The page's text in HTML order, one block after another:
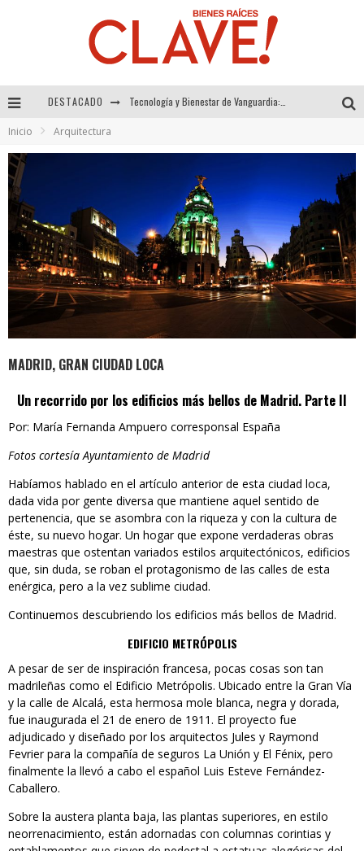
DESTACADO Sector Inmobiliario – recuperación a paso firme
Inicio Arquitectura
MADRID, GRAN CIUDAD LOCA
Un recorrido por los edificios más bellos de Madrid. Parte II
Por: María Fernanda Ampuero corresponsal España
Fotos cortesía Ayuntamiento de Madrid
Habíamos hablado en el artículo anterior de esta ciudad loca,
dada vida por gente diversa que mantiene aquel sentido de
pertenencia, que se asombra con la riqueza y con la cultura de
éste, su nuevo hogar. Un hogar que expone verdaderas obras
maestras que ostentan variados estilos arquitectónicos, edificios
que, sin duda, se roban el protagonismo de las calles de esta
enérgica, pero a la vez sublime ciudad.
Continuemos descubriendo los edificios más bellos de Madrid.
EDIFICIO METRÓPOLIS
A pesar de ser de inspiración francesa, pocas cosas son tan
madrileñas como el Edificio Metrópolis. Ubicado entre la Gran Vía
y la calle de Alcalá, esta hermosa mole blanca, negra y dorada,
fue inaugurada el 21 de enero de 1911. El proyecto fue
adjudicado y diseñado por los arquitectos Jules y Raymond
Fevrier para la compañía de seguros La Unión y El Fénix, pero
finalmente la llevó a cabo el español Luis Esteve Fernández-
Caballero.
Sobre la austera planta baja, las plantas superiores, en estilo
neorrenacimiento, están adornadas con columnas corintias y